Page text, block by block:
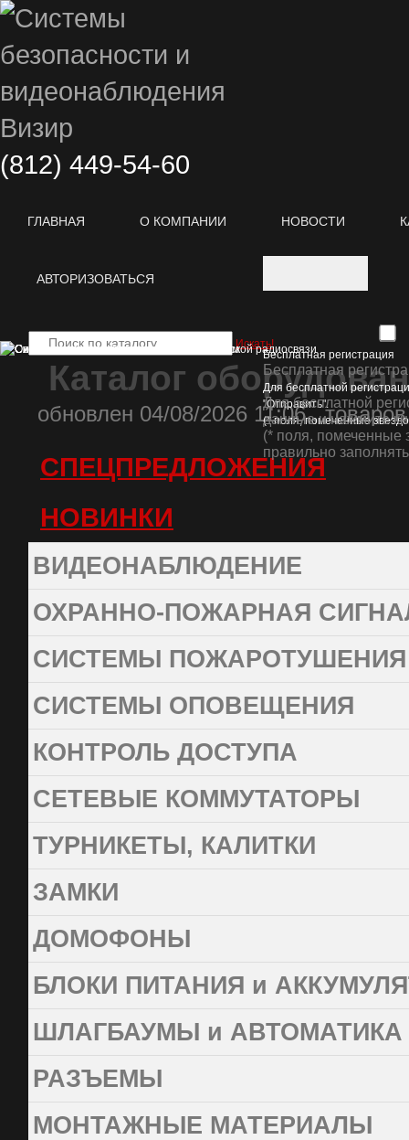
(812) 449-54-60
ГЛАВНАЯ О КОМПАНИИ НОВОСТИ
АВТОРИЗОВАТЬСЯ
Бесплатная регистрация
Для бесплатной
"Отправить".
(* поля, помеченные
Искать!
Каталог
oбновлен 04/08/2026 11:06 ,
СПЕЦПРЕДЛОЖЕНИЯ
НОВИНКИ
ВИДЕОНАБЛЮДЕНИЕ
ОХРАННО-ПОЖАРНАЯ
СИСТЕМЫ ПОЖАРОТУШЕНИЯ
СИСТЕМЫ ОПОВЕЩЕНИЯ
КОНТРОЛЬ ДОСТУПА
СЕТЕВЫЕ КОММУТАТОРЫ
ТУРНИКЕТЫ, КАЛИТКИ
ЗАМКИ
ДОМОФОНЫ
БЛОКИ ПИТАНИЯ и
ШЛАГБАУМЫ и АВТОМАТИКА
РАЗЪЕМЫ
МОНТАЖНЫЕ МАТЕРИАЛЫ
Бесплатная
Для бесплатной
данные и нажмите
(* поля, помеченные
правильно